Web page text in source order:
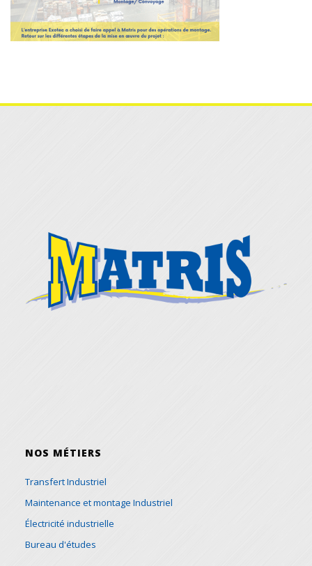
NOS MÉTIERS
Transfert Industriel
Maintenance et montage Industriel
Électricité industrielle
Bureau d'études